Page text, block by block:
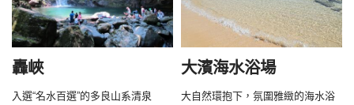
轟峽
入選“名水百選”的多良山系清泉
大濱海水浴場
大自然環抱下，氛圍雅緻的海水浴